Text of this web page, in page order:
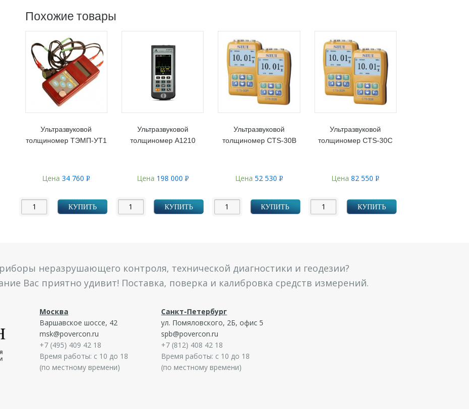
Похожие товары
Ультразвуковой
толщиномер ТЭМП-УТ1
Цена34 760Р
КУПИТЬ
Ультразвуковой
толщиномер А1210
Цена 198 000 Р
КУПИТЬ
Ультразвуковой
толщиномер CTS-30B
Цена52 530Р
КУПИТЬ
Ультразвуковой
толщиномер CTS-30C
Цена82 550Р
КУПИТЬ
неразрушающего контроля, технической диагностики и геодезии?
Вас приятно удивит! Поставка, поверка и калибровка средств измерений.
Москва
Варшавское шоссе, 42
msk@povercon.ru
+7 (495) 409 42 18
Время работы: с 10 до 18
(по местному времени)
Санкт-Петербург
ул. Помяловского, 2Б, офис 5
spb@povercon.ru
+7 (812) 408 42 18
Время работы: с 10 до 18
(по местному времени)